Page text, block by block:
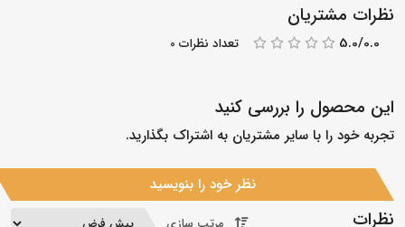
نظرات مشتریان
5.0/0.0 تعداد نظرات 0
این محصول را بررسی کنید
تجربه خود را با سایر مشتریان به اشتراک بگذارید.
نظر خود را بنویسید
نظرات